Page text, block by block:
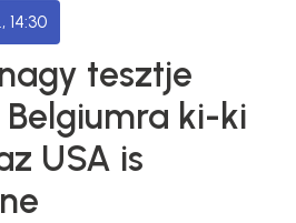
14:30
tesztje
ki-ki
USA is